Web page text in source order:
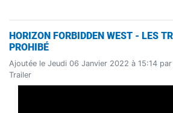
HORIZON FORBIDDEN WEST - LES
PROHIBÉ
Ajoutée le Jeudi 06 Janvier 2022 à 15:14 par
Trailer